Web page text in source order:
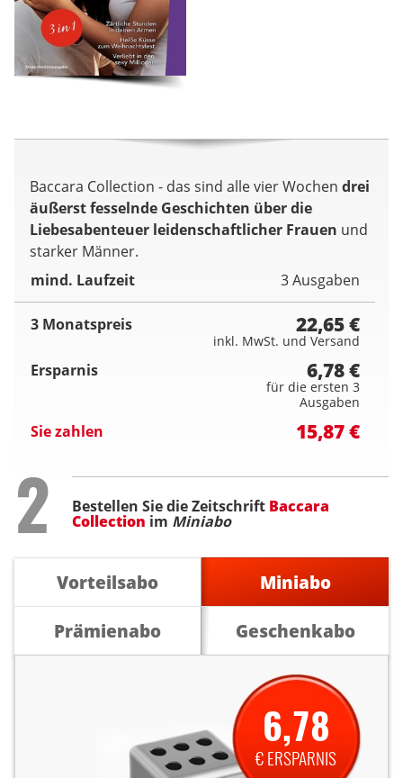
Baccara Collection - das sind alle vier Wochen drei
äußerst fesselnde Geschichten über die
Liebesabenteuer leidenschaftlicher Frauen und
starker Männer.
mind. Laufzeit
3 Ausgaben
3 Monatspreis 22,65 €
inkl. MwSt. und Versand
Ersparnis 6,78 €
für die ersten 3
Ausgaben
Sie zahlen 15,87 €
Step
2 Bestellen Sie die Zeitschrift Baccara
Collection im Miniabo
Vorteilsabo
Miniabo
Prämienabo
Geschenkabo
6,78
€ ERSPARNIS